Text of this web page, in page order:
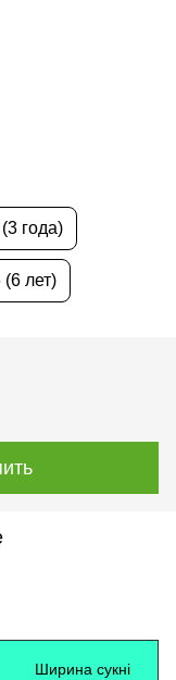
года)
(6 лет)
Ширина сукні